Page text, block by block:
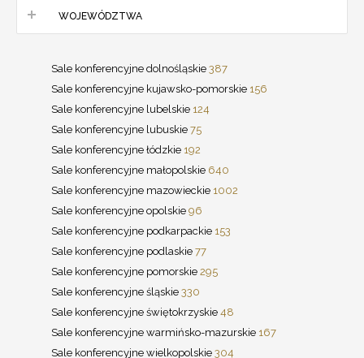
WOJEWÓDZTWA
Sale konferencyjne dolnośląskie 387
Sale konferencyjne kujawsko-pomorskie 156
Sale konferencyjne lubelskie 124
Sale konferencyjne lubuskie 75
Sale konferencyjne łódzkie 192
Sale konferencyjne małopolskie 640
Sale konferencyjne mazowieckie 1002
Sale konferencyjne opolskie 96
Sale konferencyjne podkarpackie 153
Sale konferencyjne podlaskie 77
Sale konferencyjne pomorskie 295
Sale konferencyjne śląskie 330
Sale konferencyjne świętokrzyskie 48
Sale konferencyjne warmińsko-mazurskie 167
Sale konferencyjne wielkopolskie 304